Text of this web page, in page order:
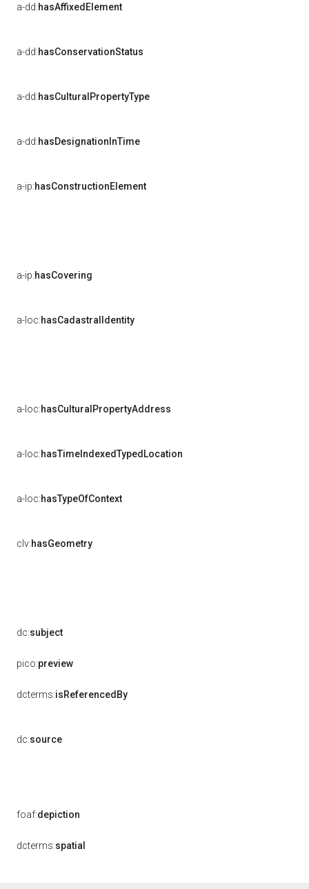
a-dd:hasAffixedElement
a-dd:hasConservationStatus
a-dd:hasCulturalPropertyType
a-dd:hasDesignationInTime
a-ip:hasConstructionElement
a-ip:hasCovering
a-loc:hasCadastralIdentity
a-loc:hasCulturalPropertyAddress
a-loc:hasTimeIndexedTypedLocation
a-loc:hasTypeOfContext
clv:hasGeometry
dc:subject
pico:preview
dcterms:isReferencedBy
dc:source
foaf:depiction
dcterms:spatial